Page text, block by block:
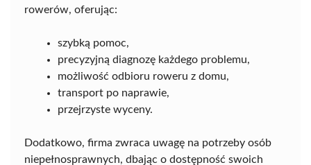
rowerów, oferując:
szybką pomoc,
precyzyjną diagnozę każdego problemu,
możliwość odbioru roweru z domu,
transport po naprawie,
przejrzyste wyceny.
Dodatkowo, firma zwraca uwagę na potrzeby osób
niepełnosprawnych, dbając o dostępność swoich